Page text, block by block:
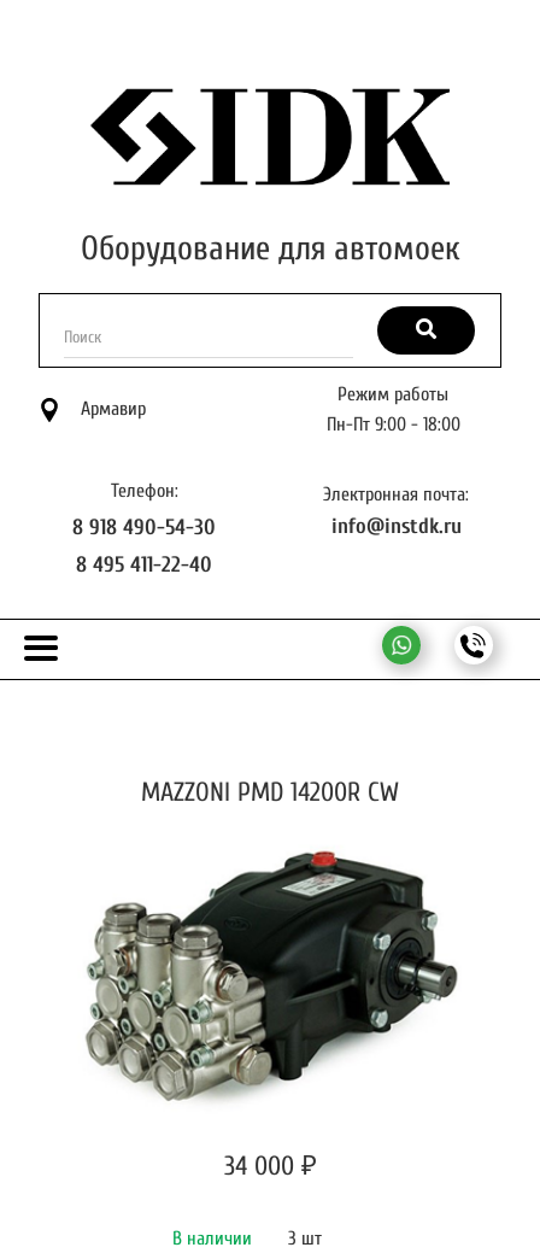
Оборудование для автомоек
Поиск
Армавир
Режим работы
Пн-Пт 9:00 - 18:00
Телефон:
8 918 490-54-30
8 495 411-22-40
Электронная почта:
info@instdk.ru
MAZZONI PMD 14200R CW
34 000 ₽
В наличии 3 шт